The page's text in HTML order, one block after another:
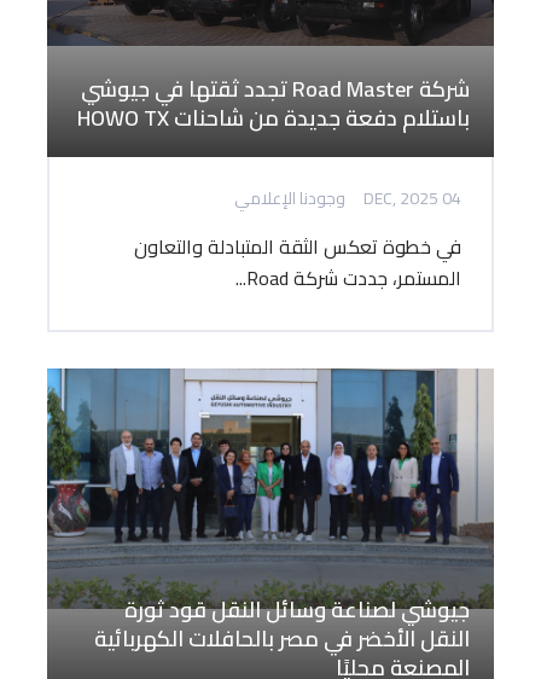
شركة Road Master تجدد ثقتها في جيوشي
باستلام دفعة جديدة من شاحنات HOWO TX
04 DEC, 2025 وجودنا الإعلامي
في خطوة تعكس الثقة المتبادلة والتعاون
المستمر، جددت شركة Road...
جيوشي لصناعة وسائل النقل قود ثورة
النقل الأخضر في مصر بالحافلات الكهربائية
المصنعة محليًا